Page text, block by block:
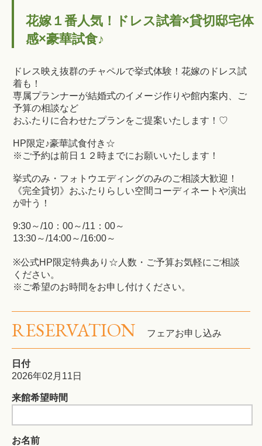
花嫁１番人気！ドレス試着×貸切邸宅体
感×豪華試食♪
ドレス映え抜群のチャペルで挙式体験！花嫁のドレス試
着も！
専属プランナーが結婚式のイメージ作りや館内案内、ご
予算の相談など
おふたりに合わせたプランをご提案いたします！♡
HP限定♪豪華試食付き☆
※ご予約は前日１２時までにお願いいたします！
挙式のみ・フォトウエディングのみのご相談大歓迎！
《完全貸切》おふたりらしい空間コーディネートや演出
が叶う！
9:30～/10：00～/11：00～
13:30～/14:00～/16:00～
※公式HP限定特典あり☆人数・ご予算お気軽にご相談
ください。
※ご希望のお時間をお申し付けください。
RESERVATION フェアお申し込み
日付
2026年02月11日
来館希望時間
お名前